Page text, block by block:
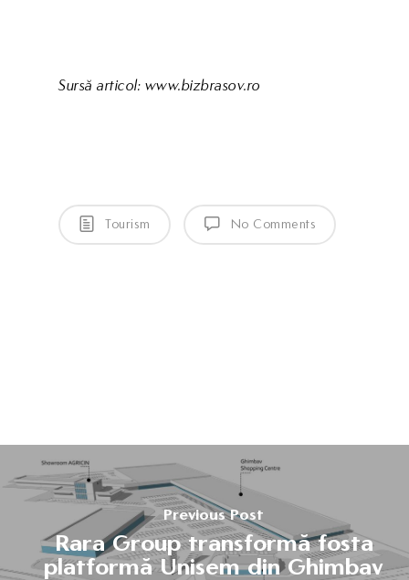
Sursă articol: www.bizbrasov.ro
Tourism No Comments
Previous Post
Rara Group transformă fosta
platformă Unisem din Ghimbav